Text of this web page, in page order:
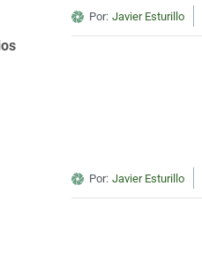
Por: Javier Esturillo
Por: Javier Esturillo